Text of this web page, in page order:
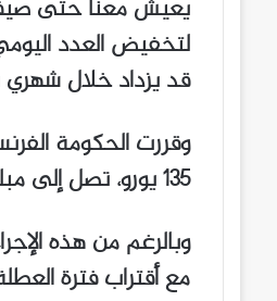
قد يزداد خلال شهري
وقررت الحكومة
135 يورو، تصل إلى مبلغ 1500 يورو في حالة التكرار.
وبالرغم من هذه
مع أقتراب فترة